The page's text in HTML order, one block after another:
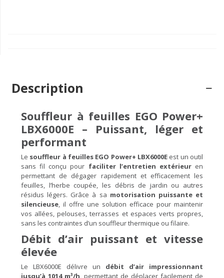
Description
Souffleur à feuilles EGO Power+
LBX6000E – Puissant, léger et
performant
Le souffleur à feuilles EGO Power+ LBX6000E est un outil
sans fil conçu pour faciliter l’entretien extérieuren
permettant de dégager rapidement et efficacement les
feuilles, l’herbe coupée, les débris de jardin ou autres
résidus légers. Grâce à sa motorisation puissante et
silencieuse, il offre une solution efficace pour maintenir
vos allées, pelouses, terrasses et espaces verts propres,
sans les contraintes d’un souffleur thermique ou filaire.
Débit d’air puissant et vitesse
élevée
Le LBX6000E délivre un débit d’air impressionnant
jusqu’à 1014 m³/h, permettant de déplacer facilement de